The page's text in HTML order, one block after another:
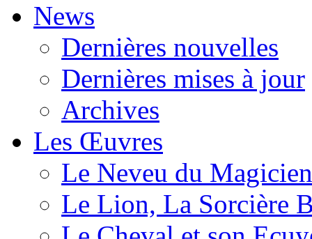
News
Dernières nouvelles
Dernières mises à jour
Archives
Les Œuvres
Le Neveu du Magicien
Le Lion, La Sorcière